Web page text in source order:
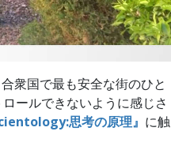
衆国で最も安全な街のひと
ールできないように感じさ
思考の原理』 に触